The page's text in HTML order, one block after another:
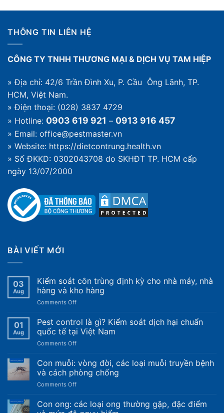
quy
thế
nào
loài
nhấm
gây
gặp
nhà
THÔNG TIN LIÊN HỆ
CÔNG TY TNHH THƯƠNG MẠI & DỊCH VỤ TAM HIỆP
» Địa chỉ: 42/6 Trần Đình Xu, P. Cầu Ông Lãnh, TP.
HCM, Việt Nam.
» Điện thoại: (028) 3837 4729
» Hotline: 0903 619 921 – 0913 916 457
» Email: office@pestmaster.vn
» Website: https://dietcontrung.health.vn
» Số ĐKKD: 0302043708 do SKHĐT TP. HCM cấp
ngày 13/07/2000
BÀI VIẾT MỚI
03
Aug
Kiểm soát côn trùng định kỳ cho nhà máy, nhà
hàng và kho hàng
Comments Offon
soát
côn
trùng
định
cho
nhà
và
01
Aug
Pest control là gì? Kiểm soát dịch hại chuẩn
quốc tế tại Việt Nam
Comments Offon
control
là
gì?
Kiểm
dịch
hại
Con muỗi: vòng đời, các loại muỗi truyền bệnh
và cách phòng chống
Comments Offon
muỗi:
vòng
Con ong: các loại ong thường gặp, đặc điểm